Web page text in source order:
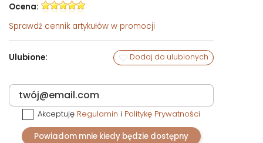
Ocena:
Sprawdź cennik artykułów w promocji
Ulubione: Dodaj do ulubionych
Akceptuję Regulamin i Politykę Prywatności
Powiadom mnie kiedy będzie dostępny